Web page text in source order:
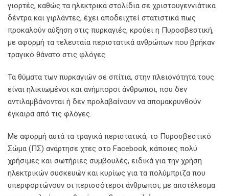
γιορτές, καθώς τα ηλεκτρικά στολίδια σε χριστουγεννιάτικα
δέντρα και γιρλάντες, έχει αποδειχτεί στατιστικά πως
προκαλούν αύξηση στις πυρκαγιές, κρούει η Πυροσβεστική,
με αφορμή τα τελευταία περιστατικά ανθρώπων που βρήκαν
τραγικό θάνατο στις φλόγες.
Τα θύματα των πυρκαγιών σε σπίτια, στην πλειονότητά τους
είναι ηλικιωμένοι και ανήμποροι άνθρωποι, που δεν
αντιλαμβάνονται ή δεν προλαβαίνουν να απομακρυνθούν
έγκαιρα από τις φλόγες.
Με αφορμή αυτά τα τραγικά περιστατικά, το Πυροσβεστικό
Σώμα (ΠΣ) ανάρτησε χτες στο Facebook, κάποιες πολύ
χρήσιμες και σωτήριες συμβουλές, ειδικά για την χρήση
ηλεκτρικών συσκευών και κυρίως για τα πολύμπριζα που
υπερφορτώνουν οι περισσότεροι άνθρωποι, με αποτέλεσμα